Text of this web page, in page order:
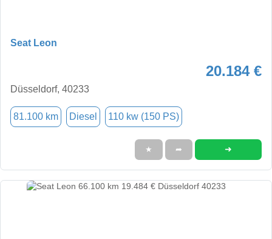
Seat Leon
20.184 €
Düsseldorf, 40233
81.100 km Diesel 110 kw (150 PS)
★ ➦ ➜